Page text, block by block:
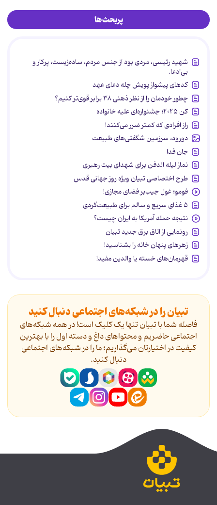
پربحث‌ها
شهید رئیسی، مردی بود از جنس مردم، ساده‌زیست، پرکار و
بی‌ادعا.
کدهای پیشواز پویش چله دعای عهد
چطور خودمان را از نظر ذهنی ۳۸ برابر قوی‌تر کنیم؟
کن ۲۰۲۵؛ جشنواره‌ای علیه خانواده
راز افرادی که کمتر ضرر می‌کنند!
دورود، سرزمین شگفتی‌های طبیعت
جان فدا
نماز لیله الدفن برای شهدای بیت رهبری
طرح اختصاصی تبیان ویژه روز جهانی قدس
فومو؛ غول جیب‌بر فضای مجازی!
۵ غذای سریع و سالم برای طبیعت‌گردی
نتیجه حمله آمریکا به ایران چیست؟
رونمایی از اتاق برق جدید تبیان
زهرهای پنهان خانه را بشناسید!
قهرمان‌های خسته یا والدین مفید!
تبیان را در شبکه‌های اجتماعی دنبال کنید
فاصله شما با تبیان تنها یک کلیک است! در همه شبکه‌های
اجتماعی حاضریم و محتواهای داغ و دسته اول را با بهترین
کیفیت در اختیارتان می‌گذاریم؛ ما را در شبکه‌های اجتماعی
دنیال کنید.